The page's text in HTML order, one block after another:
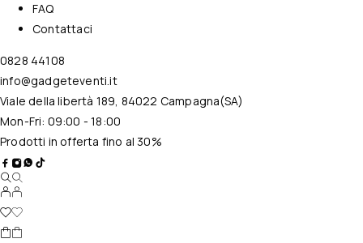
FAQ
Contattaci
0828 44108
info@gadgeteventi.it
Viale della libertà 189, 84022 Campagna(SA)
Mon-Fri: 09:00 - 18:00
Prodotti in offerta fino al 30%